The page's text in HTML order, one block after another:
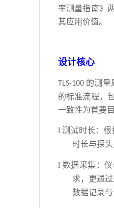
率测量指南》
其应用价值。
设计核心
TLS-100 的测量
的标准流程，
一致性为首要
l 测试时长：
时长与探
l 数据采集：
求，更通
数据记录与